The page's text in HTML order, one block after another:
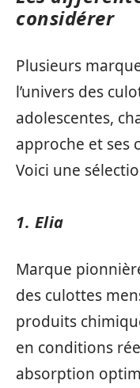
considérer
Plusieurs
l’univers des
adolescentes,
approche et ses
Voici une
1. Elia
Marque
des culottes
produits
en conditions
absorption